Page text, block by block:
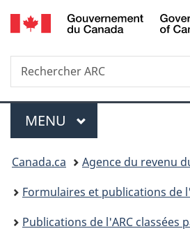
au
à
du
à
Recherche
Rechercher
ARC
Menu
MENU PRINCIPAL
Vous
êtes
ici :
Canada.ca
Agence du revenu
Formulaires et publications de
Publications de l'ARC classées